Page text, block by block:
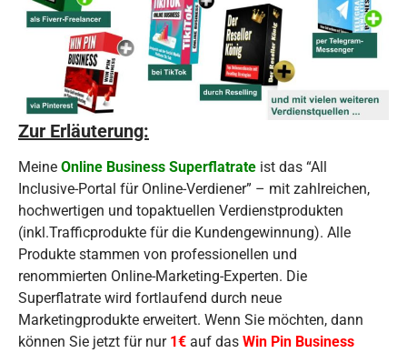
Zur Erläuterung:
Meine Online Business Superflatrate ist das “All
Inclusive-Portal für Online-Verdiener” – mit zahlreichen,
hochwertigen und topaktuellen Verdienstprodukten
(inkl.Trafficprodukte für die Kundengewinnung). Alle
Produkte stammen von professionellen und
renommierten Online-Marketing-Experten. Die
Superflatrate wird fortlaufend durch neue
Marketingprodukte erweitert. Wenn Sie möchten, dann
können Sie jetzt für nur 1€ auf das Win Pin Business